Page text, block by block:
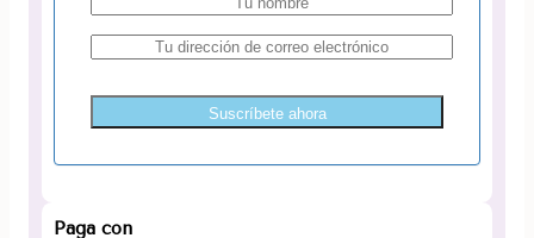
Suscríbete ahora
Paga con